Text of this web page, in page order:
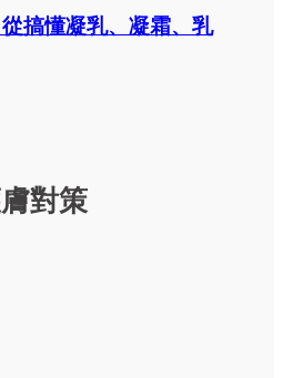
搞懂凝乳、凝霜、乳
對策